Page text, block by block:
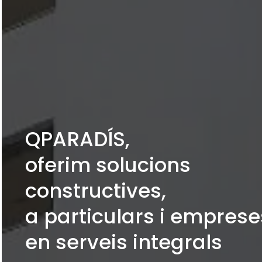
QPARADÍS,
oferim solucions
constructives,
a particulars i
en serveis integrals